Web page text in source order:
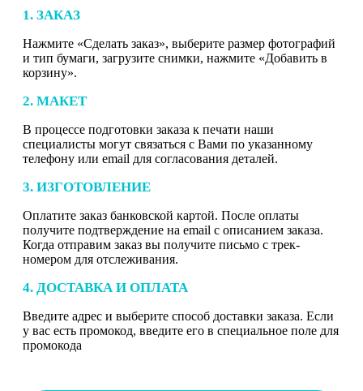
1. ЗАКАЗ
Нажмите «Сделать заказ», выберите размер фотографий
и тип бумаги, загрузите снимки, нажмите «Добавить в
корзину».
2. МАКЕТ
В процессе подготовки заказа к печати наши
специалисты могут связаться с Вами по указанному
телефону или email для согласования деталей.
3. ИЗГОТОВЛЕНИЕ
Оплатите заказ банковской картой. После оплаты
получите подтверждение на email с описанием заказа.
Когда отправим заказ вы получите письмо с трек-
номером для отслеживания.
4. ДОСТАВКА И ОПЛАТА
Введите адрес и выберите способ доставки заказа. Если
у вас есть промокод, введите его в специальное поле для
промокода